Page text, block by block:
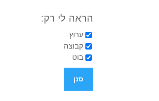
הראה לי רק:
ערוץ
קבוצה
בוט